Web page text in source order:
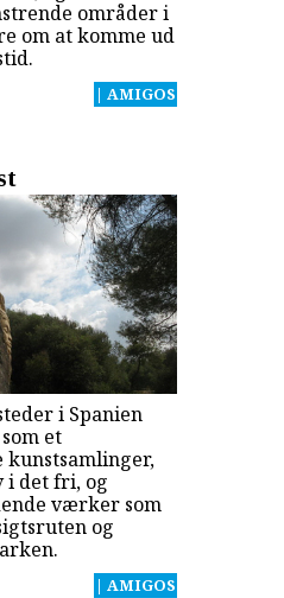
områder i
om at komme ud
| AMIGOS
i Spanien
et
kunstsamlinger,
i det fri, og
værker som
og
| AMIGOS